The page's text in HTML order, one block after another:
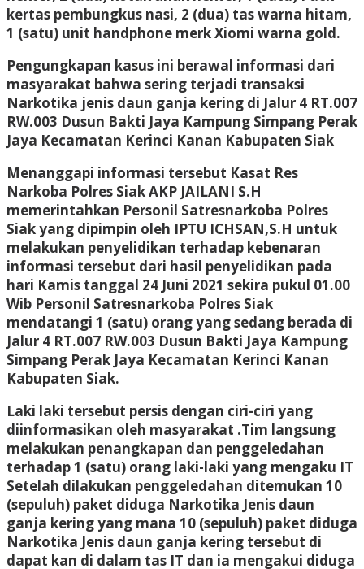
kertas pembungkus nasi, 2 (dua) tas warna hitam,
1 (satu) unit handphone merk Xiomi warna gold.
Pengungkapan kasus ini berawal informasi dari
masyarakat bahwa sering terjadi transaksi
Narkotika jenis daun ganja kering di Jalur 4 RT.007
RW.003 Dusun Bakti Jaya Kampung Simpang Perak
Jaya Kecamatan Kerinci Kanan Kabupaten Siak
Menanggapi informasi tersebut Kasat Res
Narkoba Polres Siak AKP JAILANI S.H
memerintahkan Personil Satresnarkoba Polres
Siak yang dipimpin oleh IPTU ICHSAN,S.H untuk
melakukan penyelidikan terhadap kebenaran
informasi tersebut dari hasil penyelidikan pada
hari Kamis tanggal 24 Juni 2021 sekira pukul 01.00
Wib Personil Satresnarkoba Polres Siak
mendatangi 1 (satu) orang yang sedang berada di
Jalur 4 RT.007 RW.003 Dusun Bakti Jaya Kampung
Simpang Perak Jaya Kecamatan Kerinci Kanan
Kabupaten Siak.
Laki laki tersebut persis dengan ciri-ciri yang
diinformasikan oleh masyarakat .Tim langsung
melakukan penangkapan dan penggeledahan
terhadap 1 (satu) orang laki-laki yang mengaku IT
Setelah dilakukan penggeledahan ditemukan 10
(sepuluh) paket diduga Narkotika Jenis daun
ganja kering yang mana 10 (sepuluh) paket diduga
Narkotika Jenis daun ganja kering tersebut di
dapat kan di dalam tas IT dan ia mengakui diduga